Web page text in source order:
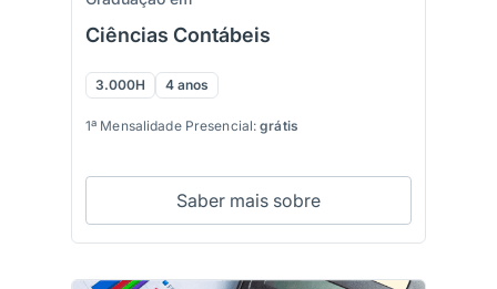
Ciências Contábeis
3.000H 4 anos
1ª Mensalidade Presencial:grátis
Saber mais sobre